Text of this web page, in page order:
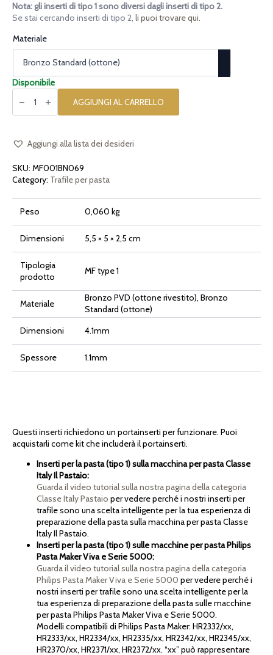
Nota: gli inserti di tipo 1 sono diversi dagli inserti di tipo 2.
Se stai cercando inserti di tipo 2, li puoi trovare qui.
Materiale
Disponibile
Inserto
per
pasta
Gramigna
quantità
AGGIUNGI AL CARRELLO
Aggiungi alla lista dei desideri
SKU: MF001BN069
Category: Trafile per pasta
Peso 0,060 kg
Dimensioni 5,5 × 5 × 2,5 cm
Tipologia
prodotto
MF type 1
Materiale
Bronzo PVD (ottone rivestito), Bronzo
Standard (ottone)
Dimensioni
4.1mm
Spessore 1.1mm
Questi inserti richiedono un portainserti per funzionare. Puoi
acquistarli come kit che includerà il portainserti.
Inserti per la pasta (tipo 1) sulla macchina per pasta Classe
Italy Il Pastaio:
Guarda il video tutorial sulla nostra pagina della categoria
Classe Italy Pastaio per vedere perché i nostri inserti per
trafile sono una scelta intelligente per la tua esperienza di
preparazione della pasta sulla macchina per pasta Classe
Italy Il Pastaio.
Inserti per la pasta (tipo 1) sulle macchine per pasta Philips
Pasta Maker Viva e Serie 5000:
Guarda il video tutorial sulla nostra pagina della categoria
Philips Pasta Maker Viva e Serie 5000 per vedere perché i
nostri inserti per trafile sono una scelta intelligente per la
tua esperienza di preparazione della pasta sulle macchine
per pasta Philips Pasta Maker Viva e Serie 5000.
Modelli compatibili di Philips Pasta Maker: HR2332/xx,
HR2333/xx, HR2334/xx, HR2335/xx, HR2342/xx, HR2345/xx,
HR2370/xx, HR2371/xx, HR2372/xx. “xx” può rappresentare